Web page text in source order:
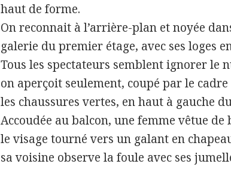
haut de forme.
On reconnait à l’arrière-plan et noyée
galerie du premier étage, avec ses loges
Tous les spectateurs semblent ignorer le
on aperçoit seulement, coupé par le
les chaussures vertes, en haut à gauche
Accoudée au balcon, une femme vêtue de
le visage tourné vers un galant en
sa voisine observe la foule avec ses